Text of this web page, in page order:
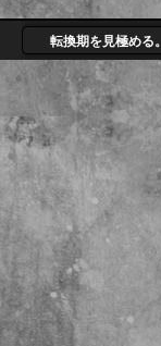
転換期を見極める。